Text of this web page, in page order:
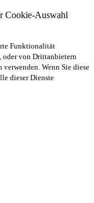
Cookie-Auswahl
Funktionalität
oder von Drittanbietern
verwenden. Wenn Sie diese
dieser Dienste